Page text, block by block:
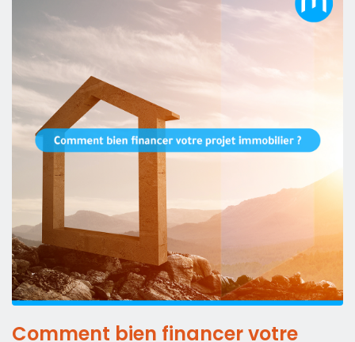
Comment bien financer votre